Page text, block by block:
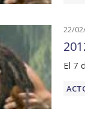
22/
El 7